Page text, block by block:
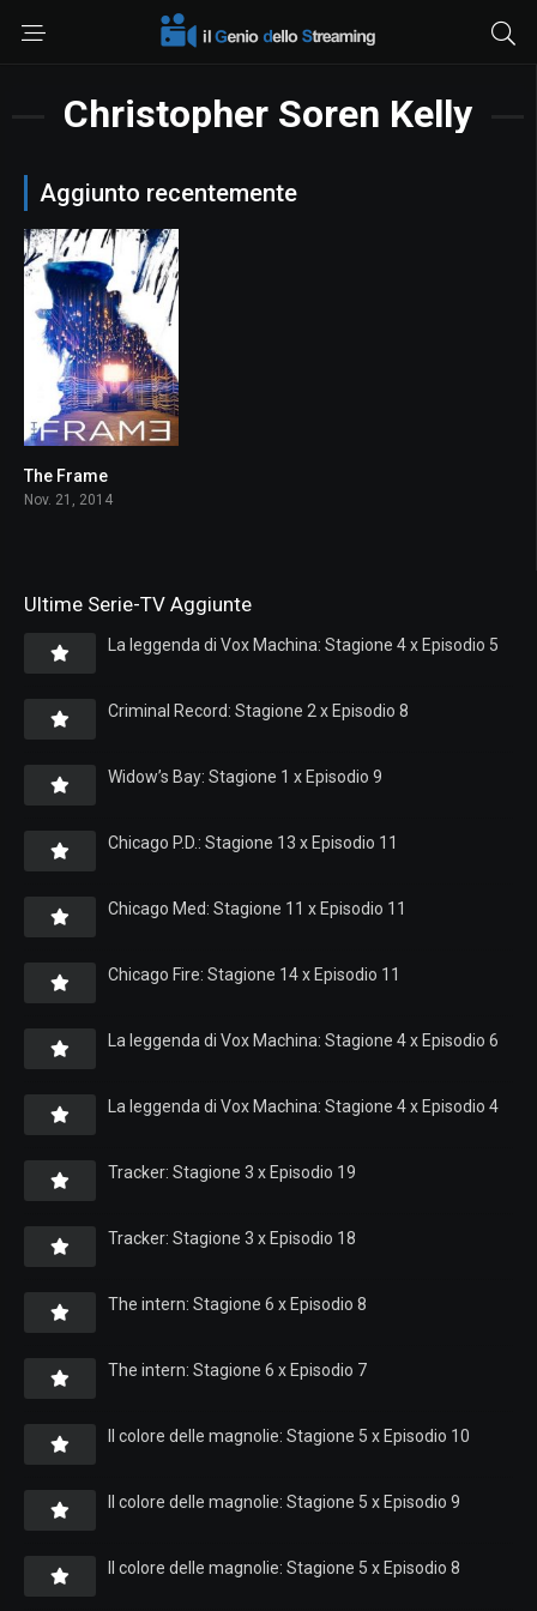
Christopher Soren Kelly
Aggiunto recentemente
The Frame
Nov. 21, 2014
Ultime Serie-TV Aggiunte
La leggenda di Vox Machina: Stagione 4 x Episodio 5
Criminal Record: Stagione 2 x Episodio 8
Widow’s Bay: Stagione 1 x Episodio 9
Chicago P.D.: Stagione 13 x Episodio 11
Chicago Med: Stagione 11 x Episodio 11
Chicago Fire: Stagione 14 x Episodio 11
La leggenda di Vox Machina: Stagione 4 x Episodio 6
La leggenda di Vox Machina: Stagione 4 x Episodio 4
Tracker: Stagione 3 x Episodio 19
Tracker: Stagione 3 x Episodio 18
The intern: Stagione 6 x Episodio 8
The intern: Stagione 6 x Episodio 7
Il colore delle magnolie: Stagione 5 x Episodio 10
Il colore delle magnolie: Stagione 5 x Episodio 9
Il colore delle magnolie: Stagione 5 x Episodio 8